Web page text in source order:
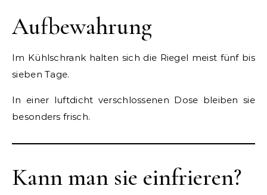
Aufbewahrung
Im Kühlschrank halten sich die Riegel meist fünf bis
sieben Tage.
In einer luftdicht verschlossenen Dose bleiben sie
besonders frisch.
Kann man sie einfrieren?